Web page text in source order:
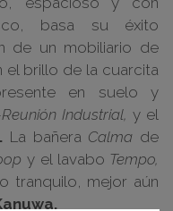
basa su éxito
de un mobiliario de
el brillo de la cuarcita
en suelo y
Industrial, y el
La bañera Calma de
y el lavabo Tempo,
tranquilo, mejor aún